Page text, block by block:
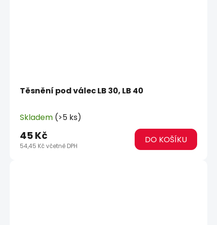
Těsnění pod válec LB 30, LB 40
Skladem (>5 ks)
54,45 Kč včetně DPH
45 Kč DO KOŠÍKU